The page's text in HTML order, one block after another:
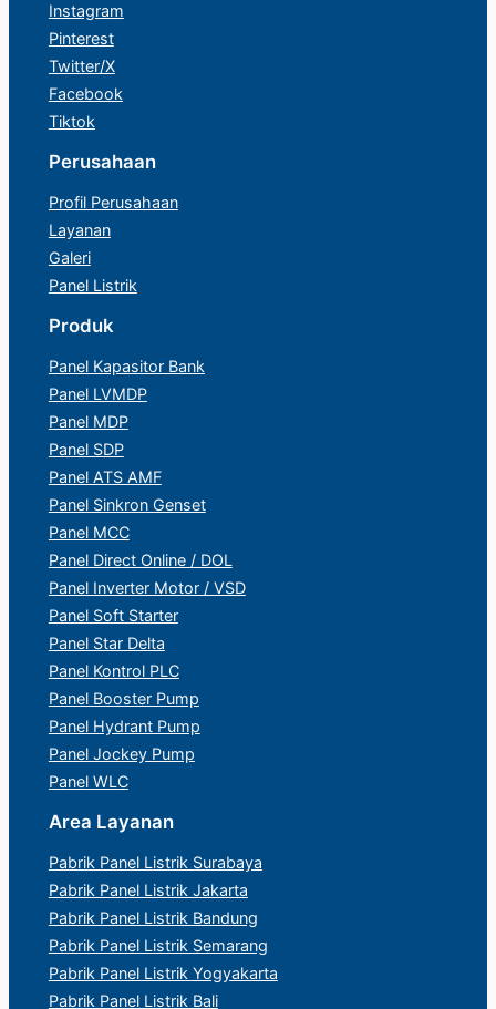
Instagram
Pinterest
Twitter/X
Facebook
Tiktok
Perusahaan
Profil Perusahaan
Layanan
Galeri
Panel Listrik
Produk
Panel Kapasitor Bank
Panel LVMDP
Panel MDP
Panel SDP
Panel ATS AMF
Panel Sinkron Genset
Panel MCC
Panel Direct Online / DOL
Panel Inverter Motor / VSD
Panel Soft Starter
Panel Star Delta
Panel Kontrol PLC
Panel Booster Pump
Panel Hydrant Pump
Panel Jockey Pump
Panel WLC
Area Layanan
Pabrik Panel Listrik Surabaya
Pabrik Panel Listrik Jakarta
Pabrik Panel Listrik Bandung
Pabrik Panel Listrik Semarang
Pabrik Panel Listrik Yogyakarta
Pabrik Panel Listrik Bali